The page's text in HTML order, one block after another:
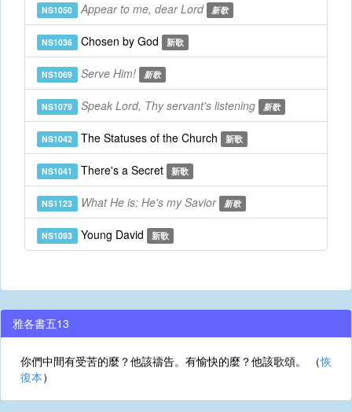
NS1050 Appear to me, dear Lord 新歌
NS1036 Chosen by God 新歌
NS1069 Serve Him! 新歌
NS1079 Speak Lord, Thy servant's listening 新歌
NS1042 The Statuses of the Church 新歌
NS1041 There's a Secret 新歌
NS1123 What He is: He's my Savior 新歌
NS1093 Young David 新歌
雅各書五13
你們中間有受苦的麼？他該禱告。有愉快的麼？他該歌頌。 （恢
復本）